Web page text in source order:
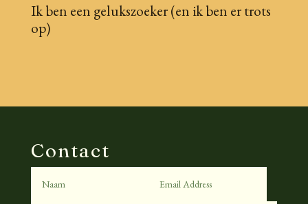
Ik ben een gelukszoeker (en ik ben er trots
op)
Contact